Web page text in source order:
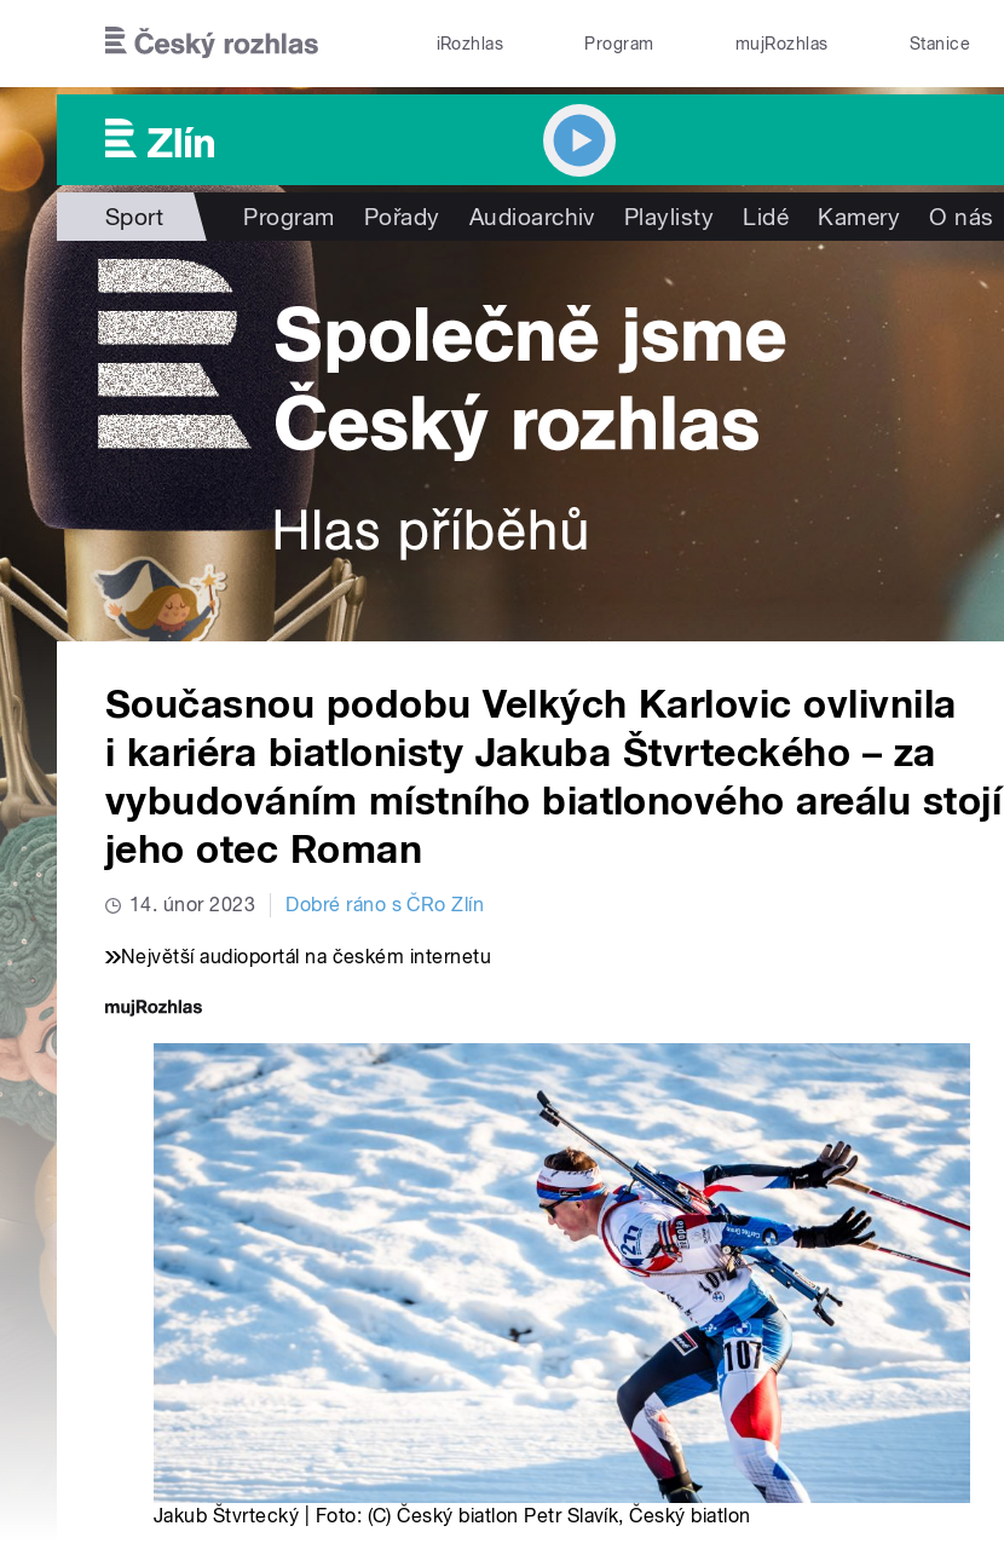
iRozhlas Program mujRozhlas Stanice
Sport Program Pořady Audioarchiv Playlisty Lidé Kamery O nás
Současnou podobu Velkých Karlovic ovlivnila
i kariéra biatlonisty Jakuba Štvrteckého – za
vybudováním místního biatlonového areálu stojí
jeho otec Roman
14. únor 2023 Dobré ráno s ČRo Zlín
Největší audioportál na českém internetu
Jakub Štvrtecký | Foto: (C) Český biatlon Petr Slavík, Český biatlon